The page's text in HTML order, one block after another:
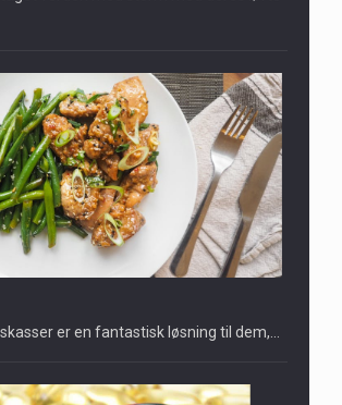
er en fantastisk løsning til dem,…